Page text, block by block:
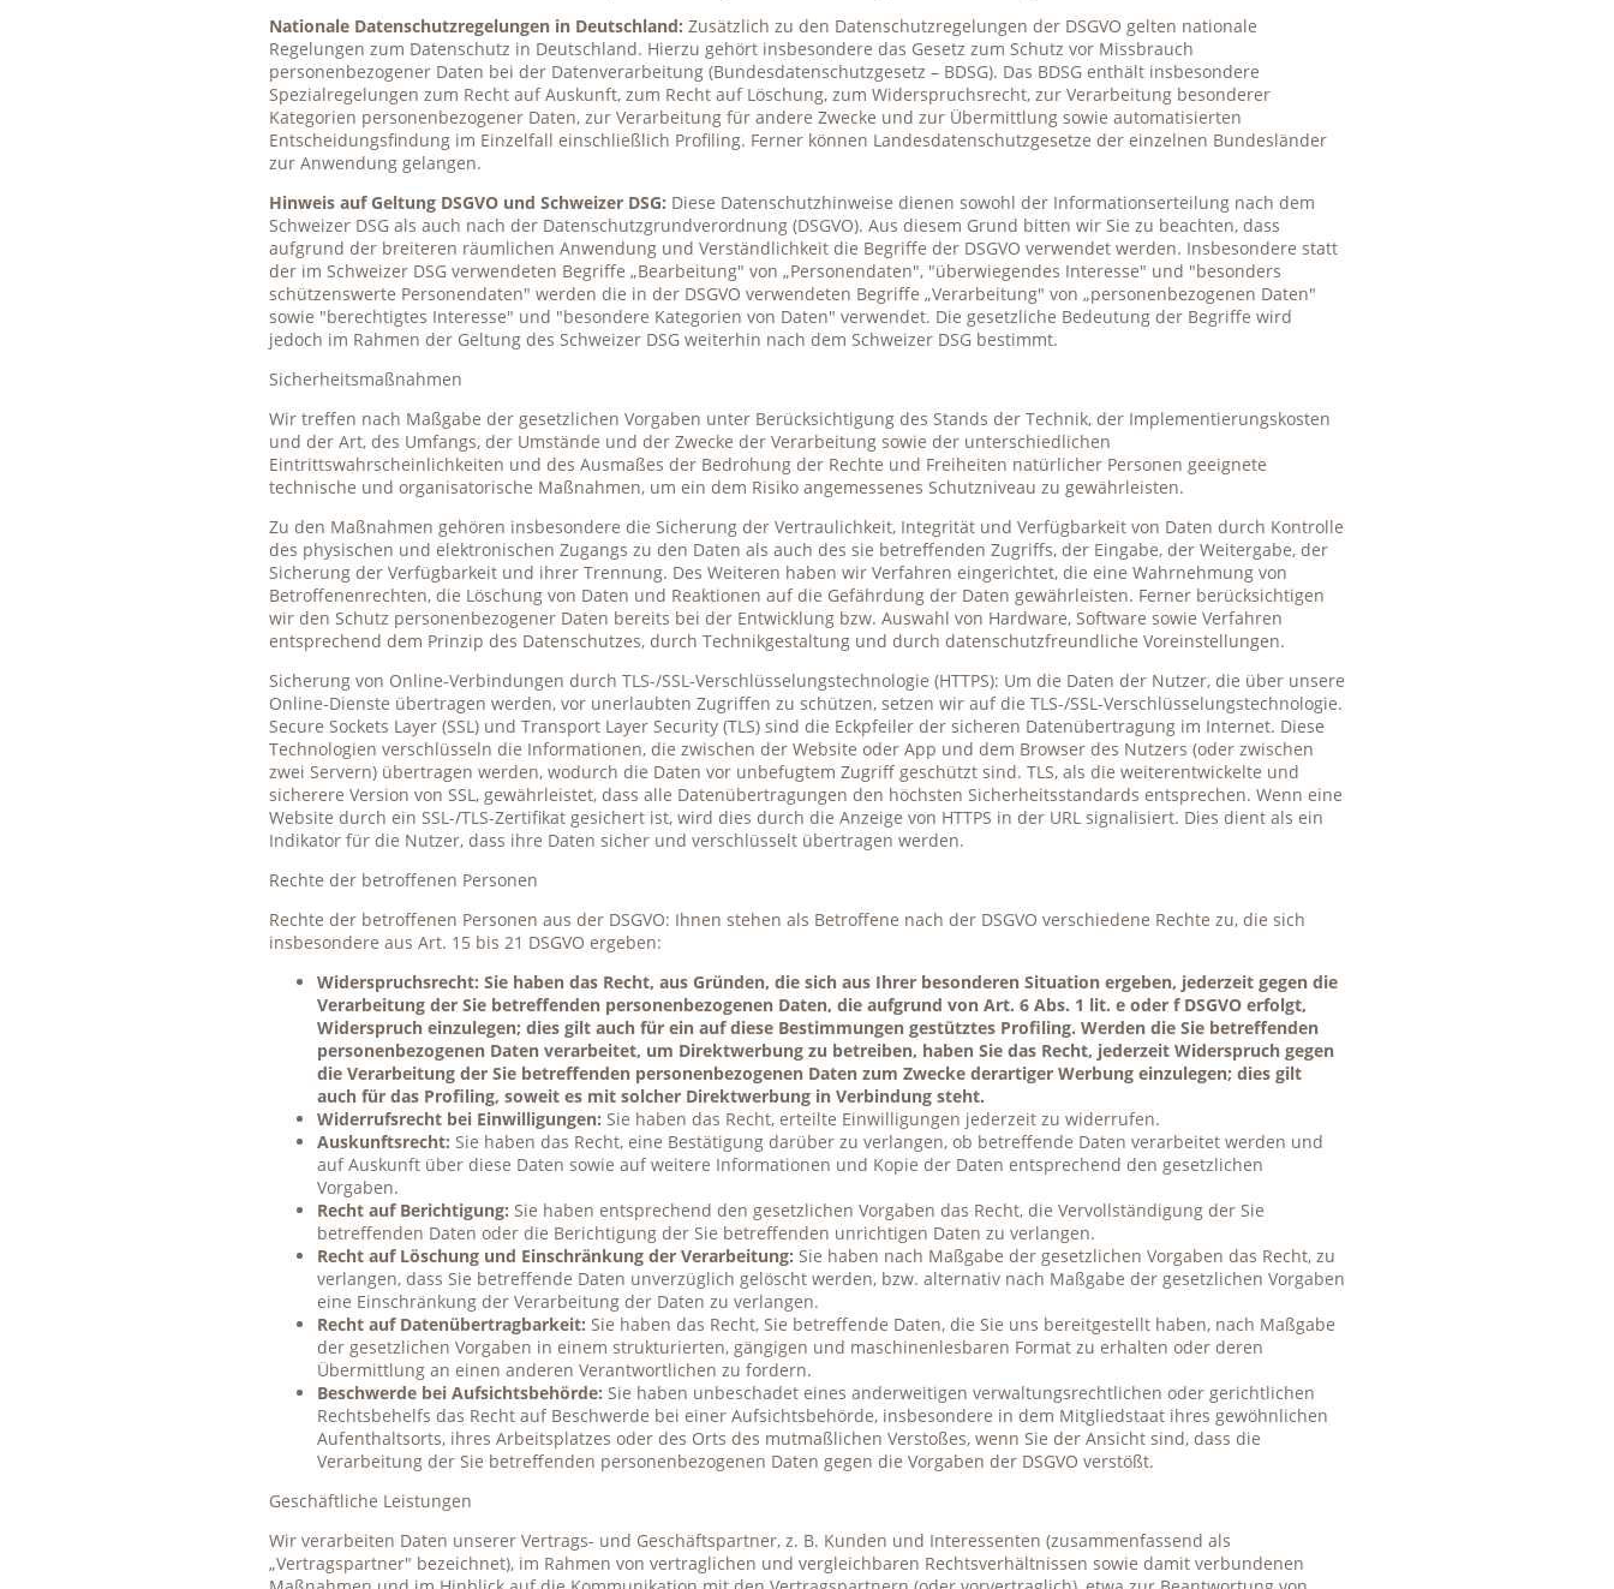
Nationale Datenschutzregelungen in Deutschland: Zusätzlich zu den Datenschutzregelungen der DSGVO gelten nationale
Regelungen zum Datenschutz in Deutschland. Hierzu gehört insbesondere das Gesetz zum Schutz vor Missbrauch
personenbezogener Daten bei der Datenverarbeitung (Bundesdatenschutzgesetz – BDSG). Das BDSG enthält insbesondere
Spezialregelungen zum Recht auf Auskunft, zum Recht auf Löschung, zum Widerspruchsrecht, zur Verarbeitung besonderer
Kategorien personenbezogener Daten, zur Verarbeitung für andere Zwecke und zur Übermittlung sowie automatisierten
Entscheidungsfindung im Einzelfall einschließlich Profiling. Ferner können Landesdatenschutzgesetze der einzelnen Bundesländer
zur Anwendung gelangen.
Hinweis auf Geltung DSGVO und Schweizer DSG: Diese Datenschutzhinweise dienen sowohl der Informationserteilung nach dem
Schweizer DSG als auch nach der Datenschutzgrundverordnung (DSGVO). Aus diesem Grund bitten wir Sie zu beachten, dass
aufgrund der breiteren räumlichen Anwendung und Verständlichkeit die Begriffe der DSGVO verwendet werden. Insbesondere statt
der im Schweizer DSG verwendeten Begriffe „Bearbeitung" von „Personendaten", "überwiegendes Interesse" und "besonders
schützenswerte Personendaten" werden die in der DSGVO verwendeten Begriffe „Verarbeitung" von „personenbezogenen Daten"
sowie "berechtigtes Interesse" und "besondere Kategorien von Daten" verwendet. Die gesetzliche Bedeutung der Begriffe wird
jedoch im Rahmen der Geltung des Schweizer DSG weiterhin nach dem Schweizer DSG bestimmt.
Sicherheitsmaßnahmen
Wir treffen nach Maßgabe der gesetzlichen Vorgaben unter Berücksichtigung des Stands der Technik, der Implementierungskosten
und der Art, des Umfangs, der Umstände und der Zwecke der Verarbeitung sowie der unterschiedlichen
Eintrittswahrscheinlichkeiten und des Ausmaßes der Bedrohung der Rechte und Freiheiten natürlicher Personen geeignete
technische und organisatorische Maßnahmen, um ein dem Risiko angemessenes Schutzniveau zu gewährleisten.
Zu den Maßnahmen gehören insbesondere die Sicherung der Vertraulichkeit, Integrität und Verfügbarkeit von Daten durch Kontrolle
des physischen und elektronischen Zugangs zu den Daten als auch des sie betreffenden Zugriffs, der Eingabe, der Weitergabe, der
Sicherung der Verfügbarkeit und ihrer Trennung. Des Weiteren haben wir Verfahren eingerichtet, die eine Wahrnehmung von
Betroffenenrechten, die Löschung von Daten und Reaktionen auf die Gefährdung der Daten gewährleisten. Ferner berücksichtigen
wir den Schutz personenbezogener Daten bereits bei der Entwicklung bzw. Auswahl von Hardware, Software sowie Verfahren
entsprechend dem Prinzip des Datenschutzes, durch Technikgestaltung und durch datenschutzfreundliche Voreinstellungen.
Sicherung von Online-Verbindungen durch TLS-/SSL-Verschlüsselungstechnologie (HTTPS): Um die Daten der Nutzer, die über unsere
Online-Dienste übertragen werden, vor unerlaubten Zugriffen zu schützen, setzen wir auf die TLS-/SSL-Verschlüsselungstechnologie.
Secure Sockets Layer (SSL) und Transport Layer Security (TLS) sind die Eckpfeiler der sicheren Datenübertragung im Internet. Diese
Technologien verschlüsseln die Informationen, die zwischen der Website oder App und dem Browser des Nutzers (oder zwischen
zwei Servern) übertragen werden, wodurch die Daten vor unbefugtem Zugriff geschützt sind. TLS, als die weiterentwickelte und
sicherere Version von SSL, gewährleistet, dass alle Datenübertragungen den höchsten Sicherheitsstandards entsprechen. Wenn eine
Website durch ein SSL-/TLS-Zertifikat gesichert ist, wird dies durch die Anzeige von HTTPS in der URL signalisiert. Dies dient als ein
Indikator für die Nutzer, dass ihre Daten sicher und verschlüsselt übertragen werden.
Rechte der betroffenen Personen
Rechte der betroffenen Personen aus der DSGVO: Ihnen stehen als Betroffene nach der DSGVO verschiedene Rechte zu, die sich
insbesondere aus Art. 15 bis 21 DSGVO ergeben:
Widerspruchsrecht: Sie haben das Recht, aus Gründen, die sich aus Ihrer besonderen Situation ergeben, jederzeit gegen die
Verarbeitung der Sie betreffenden personenbezogenen Daten, die aufgrund von Art. 6 Abs. 1 lit. e oder f DSGVO erfolgt,
Widerspruch einzulegen; dies gilt auch für ein auf diese Bestimmungen gestütztes Profiling. Werden die Sie betreffenden
personenbezogenen Daten verarbeitet, um Direktwerbung zu betreiben, haben Sie das Recht, jederzeit Widerspruch gegen
die Verarbeitung der Sie betreffenden personenbezogenen Daten zum Zwecke derartiger Werbung einzulegen; dies gilt
auch für das Profiling, soweit es mit solcher Direktwerbung in Verbindung steht.
Widerrufsrecht bei Einwilligungen: Sie haben das Recht, erteilte Einwilligungen jederzeit zu widerrufen.
Auskunftsrecht: Sie haben das Recht, eine Bestätigung darüber zu verlangen, ob betreffende Daten verarbeitet werden und
auf Auskunft über diese Daten sowie auf weitere Informationen und Kopie der Daten entsprechend den gesetzlichen
Vorgaben.
Recht auf Berichtigung: Sie haben entsprechend den gesetzlichen Vorgaben das Recht, die Vervollständigung der Sie
betreffenden Daten oder die Berichtigung der Sie betreffenden unrichtigen Daten zu verlangen.
Recht auf Löschung und Einschränkung der Verarbeitung: Sie haben nach Maßgabe der gesetzlichen Vorgaben das Recht, zu
verlangen, dass Sie betreffende Daten unverzüglich gelöscht werden, bzw. alternativ nach Maßgabe der gesetzlichen Vorgaben
eine Einschränkung der Verarbeitung der Daten zu verlangen.
Recht auf Datenübertragbarkeit: Sie haben das Recht, Sie betreffende Daten, die Sie uns bereitgestellt haben, nach Maßgabe
der gesetzlichen Vorgaben in einem strukturierten, gängigen und maschinenlesbaren Format zu erhalten oder deren
Übermittlung an einen anderen Verantwortlichen zu fordern.
Beschwerde bei Aufsichtsbehörde: Sie haben unbeschadet eines anderweitigen verwaltungsrechtlichen oder gerichtlichen
Rechtsbehelfs das Recht auf Beschwerde bei einer Aufsichtsbehörde, insbesondere in dem Mitgliedstaat ihres gewöhnlichen
Aufenthaltsorts, ihres Arbeitsplatzes oder des Orts des mutmaßlichen Verstoßes, wenn Sie der Ansicht sind, dass die
Verarbeitung der Sie betreffenden personenbezogenen Daten gegen die Vorgaben der DSGVO verstößt.
Geschäftliche Leistungen
Wir verarbeiten Daten unserer Vertrags- und Geschäftspartner, z. B. Kunden und Interessenten (zusammenfassend als
„Vertragspartner" bezeichnet), im Rahmen von vertraglichen und vergleichbaren Rechtsverhältnissen sowie damit verbundenen